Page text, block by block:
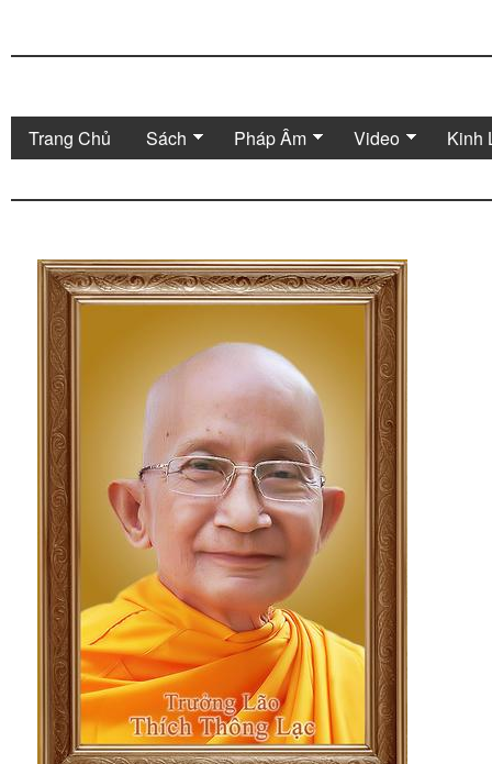
Trang Chủ Sách Pháp Âm Video Kinh